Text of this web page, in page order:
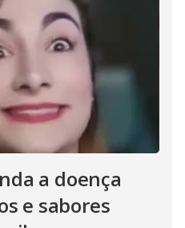
a doença
e sabores